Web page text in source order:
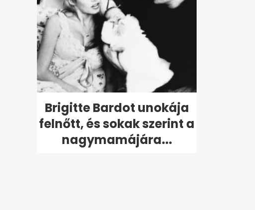
Brigitte Bardot unokája
felnőtt, és sokak szerint a
nagymamájára...